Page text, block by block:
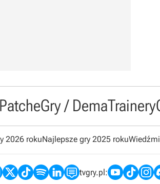
Gry / DemaTrainery
2026 rokuNajlepsze gry 2025 roku
tvgry.pl: